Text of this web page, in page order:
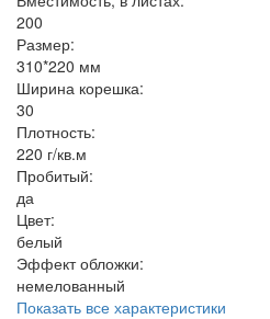
200
Размер:
310*220 мм
Ширина корешка:
30
Плотность:
220 г/кв.м
Пробитый:
да
Цвет:
белый
Эффект обложки:
немелованный
Показать все характеристики